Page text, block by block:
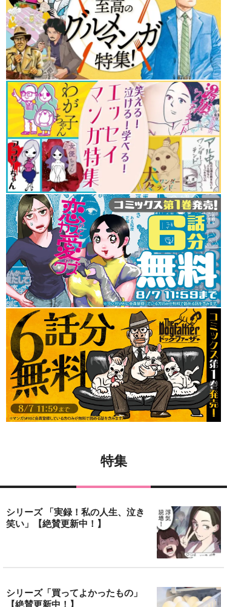
特集
シリーズ 「実録！私の人生、泣き
笑い」【絶賛更新中！】
シリーズ「買ってよかったもの」
【絶賛更新中！】